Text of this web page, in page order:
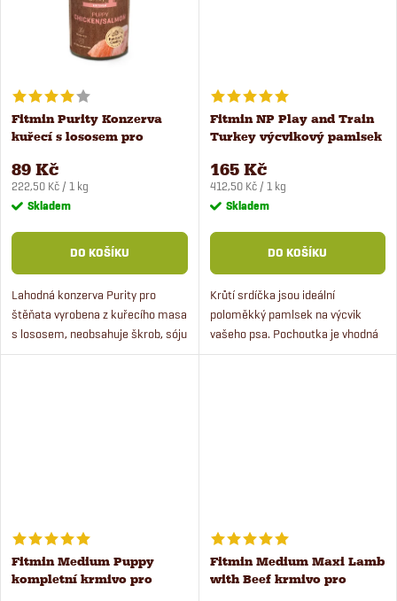
Fitmin Purity Konzerva
kuřecí s lososem pro
89 Kč
Měrná
cena:
222,50 Kč / 1 kg
Skladem
DO KOŠÍKU
Lahodná konzerva Purity pro
štěňata vyrobena z kuřecího masa
s lososem, neobsahuje škrob, sóju
ani lepek. Dopřejte svému psímu
Fitmin NP Play and Train
Turkey výcvikový pamlsek
165 Kč
Měrná
cena:
412,50 Kč / 1 kg
Skladem
DO KOŠÍKU
Krůtí srdíčka jsou ideální
poloměkký pamlsek na výcvik
vašeho psa. Pochoutka je vhodná
pro štěňata od 4 měsíců věku i pro
Fitmin Medium Puppy
kompletní krmivo pro
Fitmin Medium Maxi Lamb
with Beef krmivo pro